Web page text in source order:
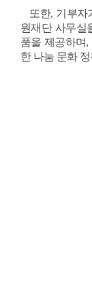
또한, 기부자
원재단 사무실
품을 제공하며
한 나눔 문화